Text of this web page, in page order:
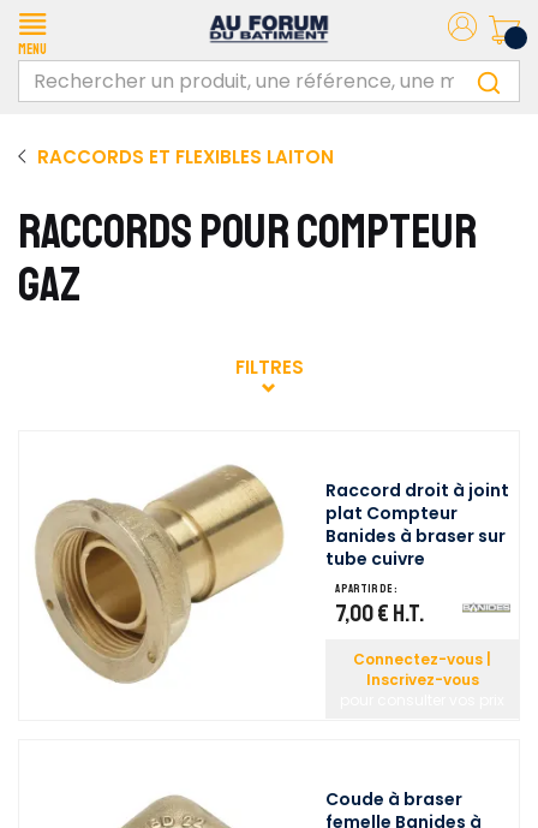
Menu
RACCORDS ET FLEXIBLES LAITON
RACCORDS POUR COMPTEUR
GAZ
FILTRES
Raccord droit à joint
plat Compteur
Banides à braser sur
tube cuivre
A partir de :
7,00 € H.T.
Connectez-vous |
Inscrivez-vous
Coude à braser
femelle Banides à